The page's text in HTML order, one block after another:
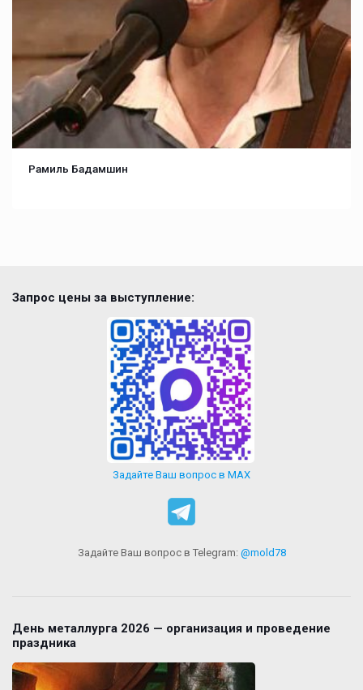
Рамиль Бадамшин
Запрос цены за выступление:
Задайте Ваш вопрос в MAX
Задайте Ваш вопрос в Telegram: @mold78
День металлурга 2026 — организация и проведение
праздника